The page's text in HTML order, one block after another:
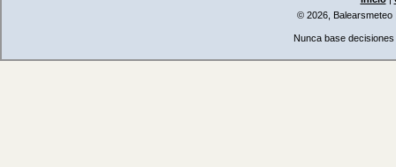
© 2026, Balearsmeteo
Nunca base